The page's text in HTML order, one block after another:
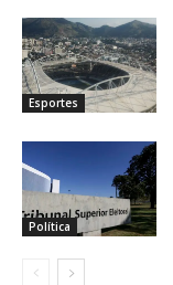
Esportes
Política